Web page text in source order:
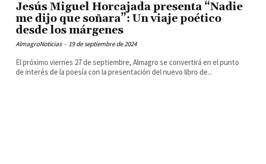
Jesús Miguel Horcajada presenta “Nadie
me dijo que soñara”: Un viaje poético
desde los márgenes
AlmagroNoticias - 19 de septiembre de 2024
El próximo viernes 27 de septiembre, Almagro se convertirá en el punto
de interés de la poesía con la presentación del nuevo libro de...